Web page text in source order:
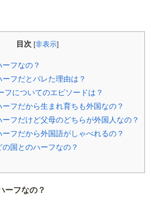
目次 [非表示]
フなの？
フだとバレた理由は？
フについてのエピソードは？
フだから生まれ育ちも外国なの？
フだけど父母のどちらが外国人なの？
フだから外国語がしゃべれるの？
国とのハーフなの？
ーフなの？